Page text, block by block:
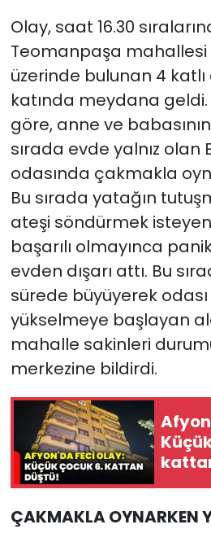
Olay, saat 16.30
Teomanpaşa mahallesi
üzerinde bulunan 4
katında meydana
göre, anne ve
sırada evde yalnız olan
odasında çakmakla
Bu sırada yatağın
ateşi söndürmek
başarılı olmayınca
evden dışarı attı. Bu
sürede büyüyerek
yükselmeye başlayan
mahalle sakinleri
merkezine bildirdi.
ÇAKMAKLA OYNARKEN